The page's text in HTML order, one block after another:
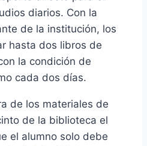
diarios. Con la
de la institución, los
hasta dos libros de
la condición de
cada dos días.
de los materiales de
de la biblioteca el
el alumno solo debe